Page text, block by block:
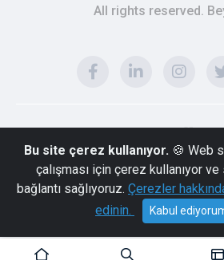
Bu site çerez kullanıyor. 🍪 Web
çalışması için çerez kullanıyor
bağlantı sağlıyoruz. Çerezler
edinin.
Kabul
All rights reserved.